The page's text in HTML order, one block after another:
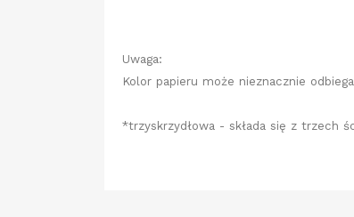
Uwaga:
Kolor papieru może nieznacznie
*trzyskrzydłowa - składa się z trzech